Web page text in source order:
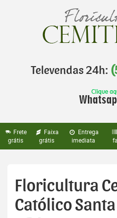
Televendas 24h:
Frete
grátis
Faixa
grátis
Entrega
imediata
Floricultura
Católico